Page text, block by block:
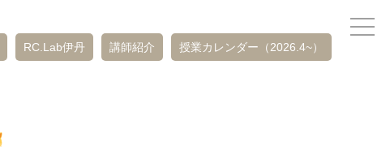
RC.Lab伊丹 講師紹介 授業カレンダー（2026.4~）